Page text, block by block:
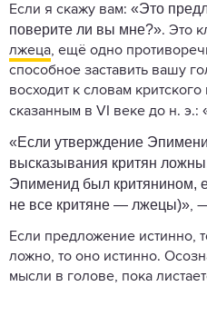
Если я скажу вам: «Это
поверите ли вы мне?». Это
лжеца, ещё одно
способное заставить вашу
восходит к словам
сказанным в VI веке до н. э.:
«Если утверждение
высказывания критян
Эпименид был критянином,
не все критяне — лжецы)»,
Если предложение истинно,
ложно, то оно истинно.
мысли в голове, пока